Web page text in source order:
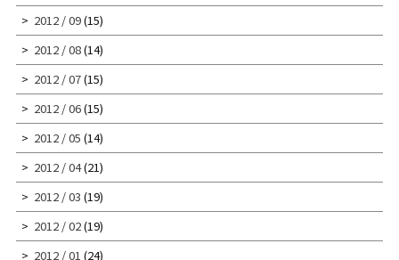
2012 / 09(15)
2012 / 08(14)
2012 / 07(15)
2012 / 06(15)
2012 / 05 (14)
2012 / 04(21)
2012 / 03 (19)
2012 / 02(19)
2012 / 01 (24)